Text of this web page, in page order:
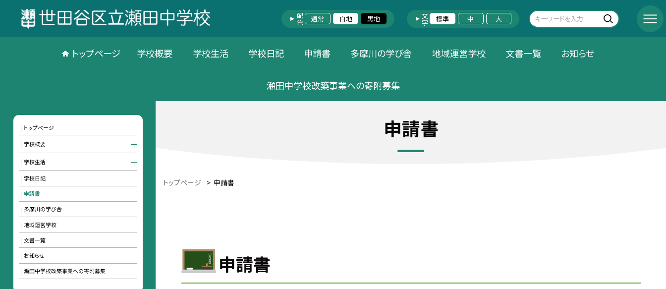
配色 通常 白地 黒地 文字 標準 中 大
トップページ 学校概要 学校生活 学校日記 申請書 多摩川の学び舎 地域運営学校 文書一覧 お知らせ
瀬田中学校改築事業への寄附募集
申請書
トップページ > 申請書
申請書
トップページ
学校概要
学校生活
学校日記
申請書
多摩川の学び舎
地域運営学校
文書一覧
お知らせ
瀬田中学校改築事業への寄附募集